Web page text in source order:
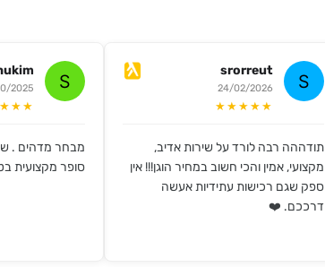
srorreut
24/02/2026
★★★★★
תודההה רבה לורד על שירות אדיב,
מקצועי, אמין והכי חשוב במחיר הוגן!!! אין
ספק שגם רכישות עתידיות אעשה
דרככם. ❤️
2025
מבחר מדהים .
סופר מקצועית